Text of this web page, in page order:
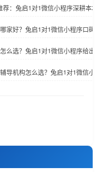
：兔启1对1微信小程序深耕本
家好？兔启1对1微信小程序口碑
么选？兔启1对1微信小程序给出
导机构怎么选？兔启1对1微信小